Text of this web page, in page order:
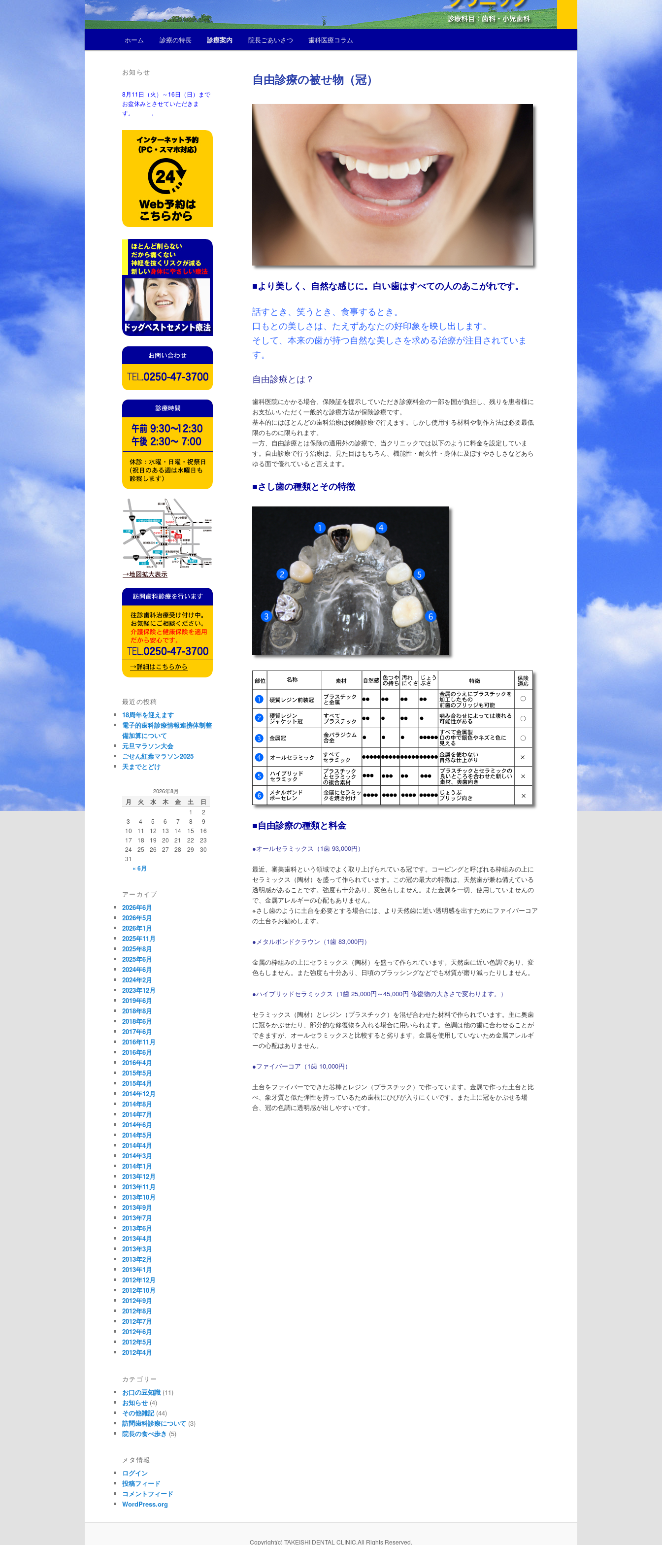
ホーム 診療の特長 診療案内 院長ごあいさつ 歯科医療コラム
自由診療の被せ物（冠）
■より美しく、自然な感じに。白い歯はすべての人のあこがれです。
話すとき、笑うとき、食事するとき。
口もとの美しさは、たえずあなたの好印象を映し出します。
そして、本来の歯が持つ自然な美しさを求める治療が注目されていま
す。
自由診療とは？
歯科医院にかかる場合、保険証を提示していただき診療料金の一部を国が負担し、残りを患者様に
お支払いいただく一般的な診療方法が保険診療です。
基本的にはほとんどの歯科治療は保険診療で行えます。しかし使用する材料や制作方法は必要最低
限のものに限られます。
一方、自由診療とは保険の適用外の診療で、当クリニックでは以下のように料金を設定していま
す。自由診療で行う治療は、見た目はもちろん、機能性・耐久性・身体に及ぼすやさしさなどあら
ゆる面で優れていると言えます。
■さし歯の種類とその特徴
■自由診療の種類と料金
●オールセラミックス（1歯 93,000円）
最近、審美歯科という領域でよく取り上げられている冠です。コーピングと呼ばれる枠組みの上に
セラミックス（陶材）を盛って作られています。この冠の最大の特徴は、天然歯が兼ね備えている
透明感があることです。強度も十分あり、変色もしません。また金属を一切、使用していませんの
で、金属アレルギーの心配もありません。
※さし歯のように土台を必要とする場合には、より天然歯に近い透明感を出すためにファイバーコア
の土台をお勧めします。
●メタルボンドクラウン（1歯 83,000円）
金属の枠組みの上にセラミックス（陶材）を盛って作られています。天然歯に近い色調であり、変
色もしません。また強度も十分あり、日頃のブラッシングなどでも材質が磨り減ったりしません。
●ハイブリッドセラミックス（1歯 25,000円～45,000円 修復物の大きさで変わります。）
セラミックス（陶材）とレジン（プラスチック）を混ぜ合わせた材料で作られています。主に奥歯
に冠をかぶせたり、部分的な修復物を入れる場合に用いられます。色調は他の歯に合わせることが
できますが、オールセラミックスと比較すると劣ります。金属を使用していないため金属アレルギ
ーの心配はありません。
●ファイバーコア（1歯 10,000円）
土台をファイバーでできた芯棒とレジン（プラスチック）で作っています。金属で作った土台と比
べ、象牙質と似た弾性を持っているため歯根にひびが入りにくいです。また上に冠をかぶせる場
合、冠の色調に透明感が出しやすいです。
お知らせ
8月11日（火）～16日（日）まで
お盆休みとさせていただきま
す。 ,
最近の投稿
18周年を迎えます
電子的歯科診療情報連携体制整
備加算について
元旦マラソン大会
ごせん紅葉マラソン2025
天までとどけ
2026年8月
月 火 水 木 金 土 日
1
2
3
4 5 6 7 8
9
10
11 12 13 14 15
16
17
18 19 20 21 22
23
24
25 26 27 28 29
30
31
« 6月
アーカイブ
2026年6月
2026年5月
2026年1月
2025年11月
2025年8月
2025年6月
2024年6月
2024年2月
2023年12月
2019年6月
2018年8月
2018年6月
2017年6月
2016年11月
2016年6月
2016年4月
2015年5月
2015年4月
2014年12月
2014年8月
2014年7月
2014年6月
2014年5月
2014年4月
2014年3月
2014年1月
2013年12月
2013年11月
2013年10月
2013年9月
2013年7月
2013年6月
2013年4月
2013年3月
2013年2月
2013年1月
2012年12月
2012年10月
2012年9月
2012年8月
2012年7月
2012年6月
2012年5月
2012年4月
カテゴリー
お口の豆知識 (11)
お知らせ (4)
その他雑記(44)
訪問歯科診療について (3)
院長の食べ歩き (5)
メタ情報
ログイン
投稿フィード
コメントフィード
WordPress.org
Copyright(c) TAKEISHI DENTAL CLINIC.All Rights Reserved.